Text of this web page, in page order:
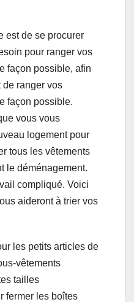
est de se procurer
pour ranger vos
façon possible, afin
de ranger vos
façon possible.
vous vous
logement pour
tous les vêtements
le déménagement.
compliqué. Voici
aideront à trier vos
les petits articles de
vêtements
tailles
fermer les boîtes